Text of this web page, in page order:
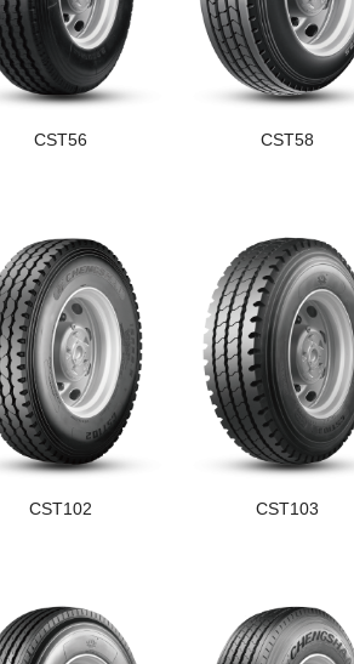
CST56 CST58
CST102 CST103